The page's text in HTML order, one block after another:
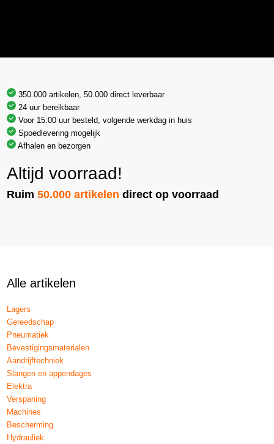
350.000 artikelen, 50.000 direct leverbaar
24 uur bereikbaar
Voor 15:00 uur besteld, volgende werkdag in huis
Spoedlevering mogelijk
Afhalen en bezorgen
Altijd voorraad!
Ruim50.000 artikelen direct op voorraad
Alle artikelen
Lagers
Gereedschap
Pneumatiek
Bevestigingsmaterialen
Aandrijftechniek
Slangen en appendages
Elektra
Verspaning
Machines
Bescherming
Hydrauliek